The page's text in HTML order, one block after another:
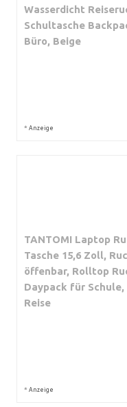
Wasserdicht
Schultasche
Büro, Beige
* Anzeige
TANTOMI Laptop
Tasche 15,6 Zoll,
öffenbar, Rolltop
Daypack für
Reise
* Anzeige